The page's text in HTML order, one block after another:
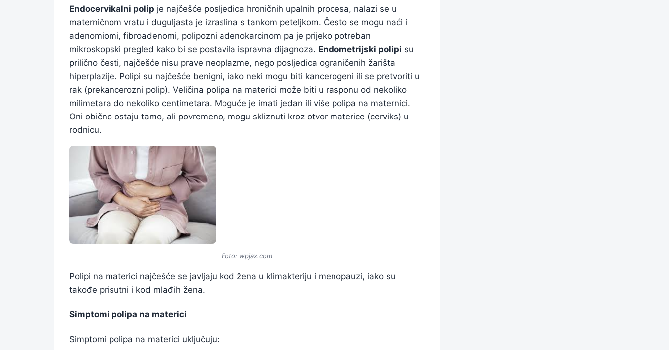
Endocervikalni polip je najčešće posljedica hroničnih upalnih procesa, nalazi se u
materničnom vratu i duguljasta je izraslina s tankom peteljkom. Često se mogu naći i
adenomiomi, fibroadenomi, polipozni adenokarcinom pa je prijeko potreban
mikroskopski pregled kako bi se postavila ispravna dijagnoza. Endometrijski polipi su
prilično česti, najčešće nisu prave neoplazme, nego posljedica ograničenih žarišta
hiperplazije. Polipi su najčešće benigni, iako neki mogu biti kancerogeni ili se pretvoriti u
rak (prekancerozni polip). Veličina polipa na materici može biti u rasponu od nekoliko
milimetara do nekoliko centimetara. Moguće je imati jedan ili više polipa na maternici.
Oni obično ostaju tamo, ali povremeno, mogu skliznuti kroz otvor materice (cerviks) u
rodnicu.
Foto: wpjax.com
Polipi na materici najčešće se javljaju kod žena u klimakteriju i menopauzi, iako su
takođe prisutni i kod mlađih žena.
Simptomi polipa na materici
Simptomi polipa na materici uključuju: